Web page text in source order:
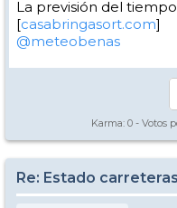
La previsión del
[casabringasort.com]
@meteobenas
Karma: 0 - Votos
Re: Estado